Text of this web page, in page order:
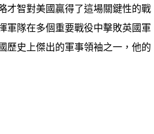
才智對美國贏得了這場關鍵性的戰
軍隊在多個重要戰役中擊敗英國軍
歷史上傑出的軍事領袖之一，他的